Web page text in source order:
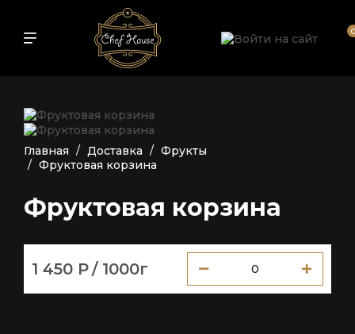
0
Главная Доставка
Фрукты
Фруктовая корзина
Фруктовая корзина
1 450 Р/ 1000г 0